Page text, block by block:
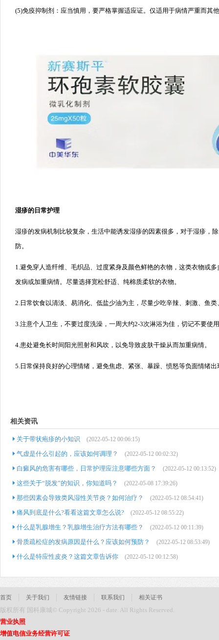
(5)免疫抑制剂：应当慎用，要严格掌握适应证。仅适用于病情严重而其
湿疹的日常护理
湿疹的发病机制比较复杂，生活中能诱发湿疹的因素很多，对于湿疹，
防。
1.避免穿人造纤维、毛织品、过度紧身及颜色鲜艳的衣物，这类衣物或
发病或加重病情。尽量选择宽松舒适、纯棉质柔软的衣物。
2.日常饮食以清淡、易消化、低盐少油为主，尽量少吃辛辣、刺激、鱼
3.注意个人卫生，不要过度洗澡，一周大约2-3次淋浴为佳，切记不要使
4.患处避免长时间阳光照射和风吹，以免导致皮肤干燥从而加重病情。
5.日常保持良好的心理情绪，避免焦虑、紧张、暴躁、愤怒等负面情绪
相关资讯
关于带状疱疹的小知识 (2022-05-12 00:06:15)
气虚是什么引起的，应该如何调理？ (2022-05-12 00:02:32)
白癜风的危害有哪些，日常护理应注意哪些方面？ (2022-05-12 00:13:52)
这些关于“脱发”的知识，你知道吗？ (2022-05-08 17:39:26)
那些因素会导致类风湿性关节炎？如何治疗？ (2022-05-12 08:54:41)
痛风到底是什么?看看这篇文章怎么说? (2022-05-12 08:55:22)
什么是乳腺增生？乳腺增生治疗方法有哪些？ (2022-05-12 00:11:39)
骨质疏松症的发病原因是什么？应该如何预防？ (2022-05-12 08:53:49)
什么是特应性皮炎？这篇文章告诉你 (2022-05-12 00:12:58)
首页 关于我们 友情链接 联系我们 相关证书
版权所有 国科康城© Copyright 2026 - date. All Rights Reserved.
营业执照
增值电信业务经营许可证